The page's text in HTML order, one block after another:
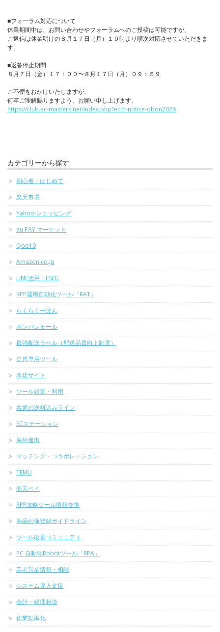
■フォーラム対応について
休業期間中は、お問い合わせやフォーラムへのご投稿は可能ですが、
ご返信は休業明けの８月１７日（月）１０時より順次対応させていただきま
す。
■返答停止期間
８月７日（金）１７：００〜８月１７日（月）０９：５９
ご不便をおかけいたしますが、
何卒ご理解賜りますよう、お願い申し上げます。
https://club.ec-masters.net/index.php?ecm-notice-obon2026
カテゴリーから探す
初心者・はじめて
楽天市場
Yahoo!ショッピング
au PAY マーケット
Qoo10
Amazon.co.jp
LINE活用・LSEG
RPP運用自動化ツール「RAT」
らくらくーぽん
ポンパレモール
最強配送ラベル（配送品質向上制度）
会員専用ツール
本店サイト
ツール設置・利用
共通の送料込みライン
ECステーション
海外進出
マッチング・コラボレーション
TEMU
楽天ペイ
RPP攻略ツール情報交換
商品画像登録ガイドライン
ツール改善コミュニティ
PC 自動化Robotツール「RPA」
業者営業情報・相談
システム導入支援
会計・経理相談
作業効率化